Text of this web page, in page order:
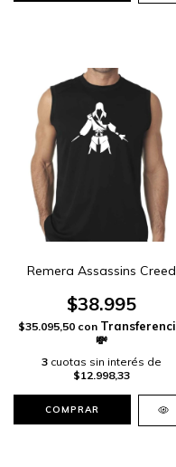
Remera Assassins Creed
$38.995
$35.095,50 con
3 cuotas sin interés de
$12.998,33
COMPRAR